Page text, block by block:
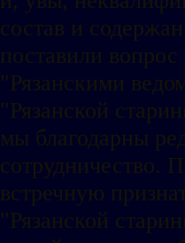
состав и
поставили
"Рязанскими
"Рязанской
мы благодарны
сотрудничество.
встречную
"Рязанской